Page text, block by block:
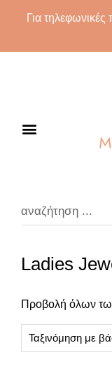
Για
Ladies
Προβολή όλων